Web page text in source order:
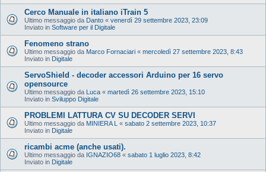
Cerco Manuale in italiano iTrain 5
Ultimo messaggio da Danto « venerdì 29 settembre 2023, 23:09
Inviato in Software per il Digitale
Fenomeno strano
Ultimo messaggio da Marco Fornaciari « mercoledì 27 settembre 2023, 8:43
Inviato in Digitale
ServoShield - decoder accessori Arduino per 16 servo
opensource
Ultimo messaggio da Luca « martedì 26 settembre 2023, 15:10
Inviato in Sviluppo Digitale
PROBLEMI LATTURA CV SU DECODER SERVI
Ultimo messaggio da MINIERA L « sabato 2 settembre 2023, 10:37
Inviato in Digitale
ricambi acme (anche usati).
Ultimo messaggio da IGNAZIO68 « sabato 1 luglio 2023, 8:42
Inviato in Digitale